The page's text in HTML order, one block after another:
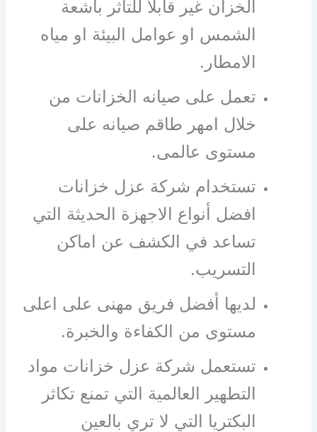
الخزان غير قابلا للتأثر بأشعة
الشمس او عوامل البيئة او مياه
الامطار.
تعمل على صيانه الخزانات من
خلال امهر طاقم صيانه على
مستوى عالمى.
تستخدام شركة عزل خزانات
افضل أنواع الاجهزة الحديثة التي
تساعد في الكشف عن اماكن
التسريب.
لديها أفضل فريق مهنى على اعلى
مستوى من الكفاءة والخبرة.
تستعمل شركة عزل خزانات مواد
التطهير العالمية التي تمنع تكاثر
البكتريا التي لا تري بالعين